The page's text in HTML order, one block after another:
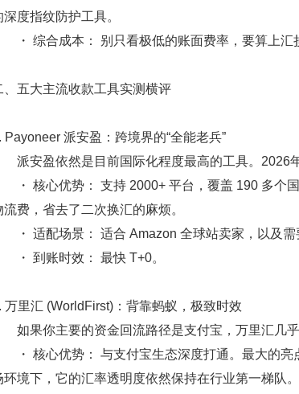
深度指纹防护工具。
・ 综合成本： 别只看极低的账面费率，要算上汇
、五大主流收款工具实测横评
Payoneer 派安盈：跨境界的“全能老兵”
安盈依然是目前国际化程度最高的工具。2026年
・ 核心优势： 支持 2000+ 平台，覆盖 190 多个
流费，省去了二次换汇的麻烦。
・ 适配场景：
适合 Amazon 全球站卖家，以及
・ 到账时效： 最快 T+0。
万里汇 (WorldFirst)：背靠蚂蚁，极致时效
果你主要的资金回流路径是支付宝，万里汇几乎
・ 核心优势： 与支付宝生态深度打通。最大的亮
环境下，它的汇率透明度依然保持在行业第一梯队。